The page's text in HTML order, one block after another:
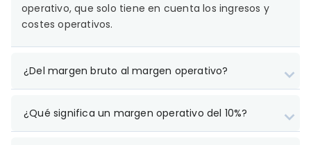
operativo, que solo tiene en cuenta los ingresos y
costes operativos.
¿Del margen bruto al margen operativo?
¿Qué significa un margen operativo del 10%?